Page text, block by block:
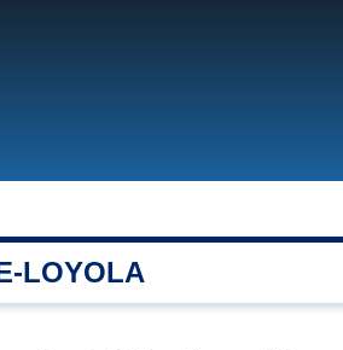
LOYOLA